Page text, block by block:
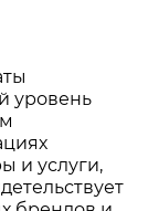
уровень
и услуги,